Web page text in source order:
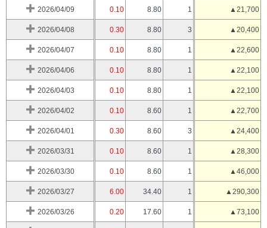
2026/04/09 0.10 8.80 1 ▲21,700
2026/04/08 0.30 8.80 3 ▲20,400
2026/04/07 0.10 8.80 1 ▲22,600
2026/04/06 0.10 8.80 1 ▲22,100
2026/04/03 0.10 8.80 1 ▲22,100
2026/04/02 0.10 8.60 1 ▲22,700
2026/04/01 0.30 8.60 3 ▲24,400
2026/03/31 0.10 8.60 1 ▲28,300
2026/03/30 0.10 8.60 1 ▲46,000
2026/03/27 6.00 34.40 1 ▲290,300
2026/03/26 0.20 17.60 1 ▲73,100